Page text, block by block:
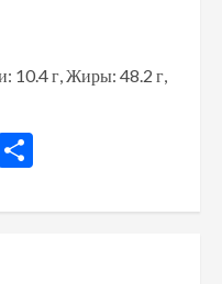
10.4 г, Жиры: 48.2 г,